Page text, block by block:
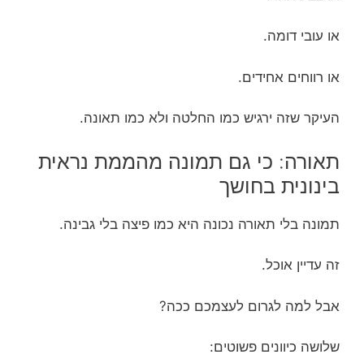
או עובי דומה.
או רווחים אחידים.
העיקר שזה ירגיש כמו החלטה ולא כמו תאונה.
תאורה: כי גם תמונה מהממת נראית
בינונית בחושך
תמונה בלי תאורה נכונה היא כמו פיצה בלי גבינה.
זה עדיין אוכל.
אבל למה לגרום לעצמכם ככה?
שלושה כיוונים פשוטים: